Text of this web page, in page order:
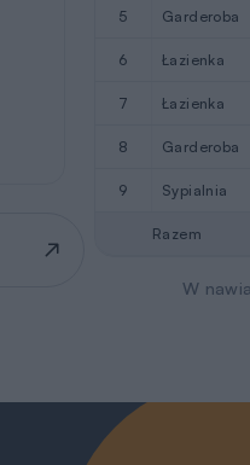
5 garderoba
6 łazienka
7 łazienka
8 garderoba
9 sypialnia
Razem
W